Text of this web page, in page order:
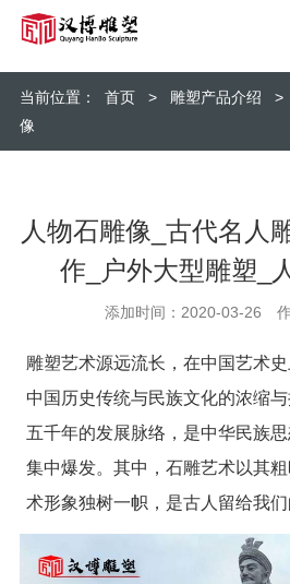
当前位置： 首页 > 雕塑产品介绍 >
像
人物石雕像_古代名人
作_户外大型雕塑_
添加时间：2020-03-26
雕塑艺术源远流长，在中国艺术
中国历史传统与民族文化的浓缩
五千年的发展脉络，是中华民族
集中爆发。其中，石雕艺术以其
术形象独树一帜，是古人留给我们